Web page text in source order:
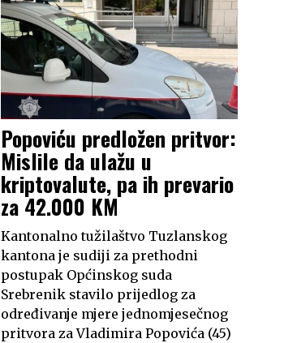
Popoviću predložen pritvor:
Mislile da ulažu u
kriptovalute, pa ih prevario
za 42.000 KM
Kantonalno tužilaštvo Tuzlanskog
kantona je sudiji za prethodni
postupak Općinskog suda
Srebrenik stavilo prijedlog za
određivanje mjere jednomjesečnog
pritvora za Vladimira Popovića (45)